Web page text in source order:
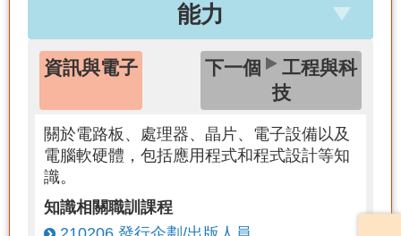
本國語言
能力
資訊與電子 下一個
工程與科
技
關於電路板、處理器、晶片、電子設備以及
電腦軟硬體，包括應用程式和程式設計等知
識。
知識相關職訓課程